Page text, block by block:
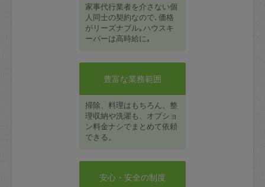
家事代行業者を介さない個
人同士の契約なので､価格
がリーズナブル｡ハウスキ
ーパーは高時給に｡
豊富な業務範囲
掃除、料理はもちろん、整
理収納や洗濯も、オプショ
ン料金ナシでまとめて依頼
できる。
安心・安全の制度